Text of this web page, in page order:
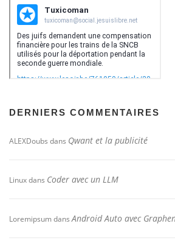
DERNIERS COMMENTAIRES
ALEXDoubs dans Qwant et la publicité
Linuxdans Coder avec un LLM
LoremipsumdansAndroid Auto avec